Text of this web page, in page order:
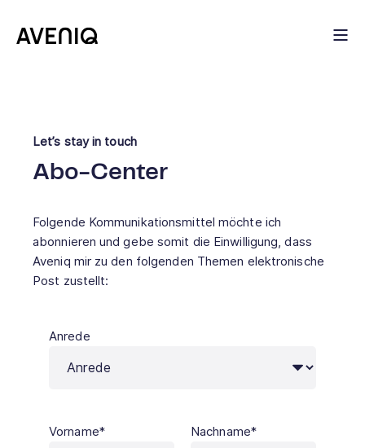
Let’s stay in touch
Abo-Center
Folgende Kommunikationsmittel möchte ich
abonnieren und gebe somit die Einwilligung, dass
Aveniq mir zu den folgenden Themen elektronische
Post zustellt:
Anrede
Vorname* Nachname*